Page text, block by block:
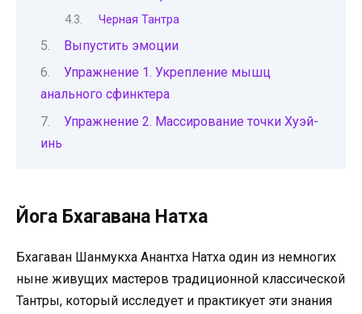
Черная Тантра
Выпустить эмоции
Упражнение 1. Укрепление мышц
анального сфинктера
Упражнение 2. Массирование точки Хуэй-
инь
Йога Бхагавана Натха
Бхагаван Шанмукха Анантха Натха один из немногих
ныне живущих мастеров традиционной классической
Тантры, который исследует и практикует эти знания